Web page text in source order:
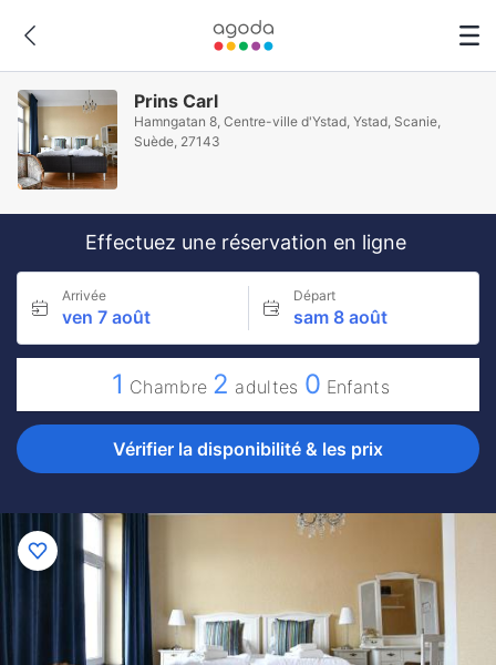
Prins Carl
Hamngatan 8, Centre-ville d'Ystad, Ystad, Scanie,
Suède, 27143
Effectuez une réservation en ligne
Arrivée
ven 7 août
Départ
sam 8 août
1 Chambre 2 adultes 0 Enfants
Vérifier la disponibilité & les prix